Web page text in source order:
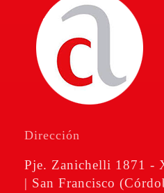
Dirección
Pje. Zanichelli 1871 -
| San Francisco